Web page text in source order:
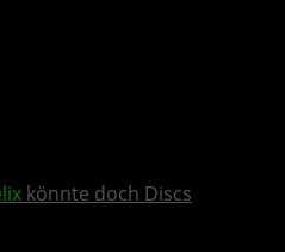
könnte doch Discs